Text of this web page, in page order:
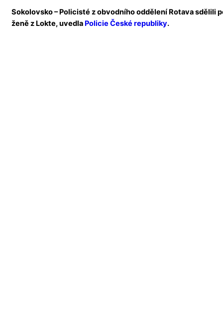
Sokolovsko – Policisté z obvodního oddělení Rotava
ženě z Lokte, uvedla Policie České republiky.